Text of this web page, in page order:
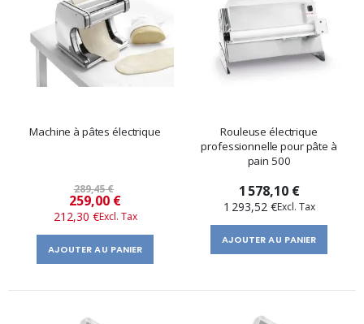
Machine à pâtes électrique
289,45 €
Prix
spécial
259,00 €
212,30 €
AJOUTER AU PANIER
Rouleuse électrique
professionnelle pour pâte à
pain 500
1 578,10 €
1 293,52 €
AJOUTER AU PANIER